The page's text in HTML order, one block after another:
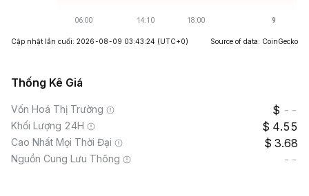
Cập nhật lần cuối: 2026-08-09 03:43:24 (UTC+0) Source of data: CoinGecko
Thống Kê Giá
Vốn Hoá Thị Trường --
Khối Lượng 24H 4.55
Cao Nhất Mọi Thời Đại 3.68
Nguồn Cung Lưu Thông --